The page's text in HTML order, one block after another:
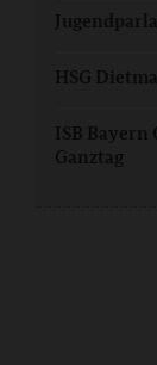
HSG
ISB
Ganztag